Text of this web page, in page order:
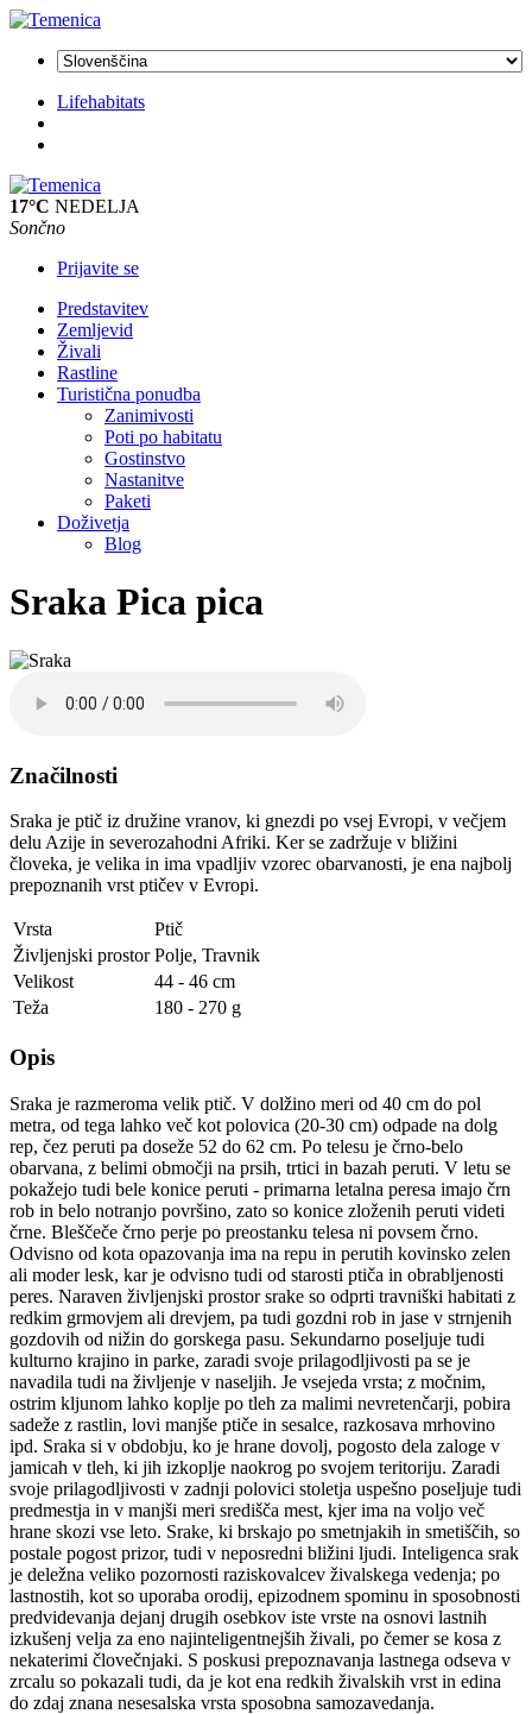
Lifehabitats
17°C NEDELJA
Sončno
Prijavite se
Predstavitev
Zemljevid
Živali
Rastline
Turistična ponudba
Zanimivosti
Poti po habitatu
Gostinstvo
Nastanitve
Paketi
Doživetja
Blog
Sraka Pica pica
Značilnosti
Sraka je ptič iz družine vranov, ki gnezdi po vsej Evropi, v večjem
delu Azije in severozahodni Afriki. Ker se zadržuje v bližini
človeka, je velika in ima vpadljiv vzorec obarvanosti, je ena najbolj
prepoznanih vrst ptičev v Evropi.
Vrsta
Ptič
Življenjski prostor Polje, Travnik
Velikost
44 - 46 cm
Teža
180 - 270 g
Opis
Sraka je razmeroma velik ptič. V dolžino meri od 40 cm do pol
metra, od tega lahko več kot polovica (20-30 cm) odpade na dolg
rep, čez peruti pa doseže 52 do 62 cm. Po telesu je črno-belo
obarvana, z belimi območji na prsih, trtici in bazah peruti. V letu se
pokažejo tudi bele konice peruti - primarna letalna peresa imajo črn
rob in belo notranjo površino, zato so konice zloženih peruti videti
črne. Bleščeče črno perje po preostanku telesa ni povsem črno.
Odvisno od kota opazovanja ima na repu in perutih kovinsko zelen
ali moder lesk, kar je odvisno tudi od starosti ptiča in obrabljenosti
peres. Naraven življenjski prostor srake so odprti travniški habitati z
redkim grmovjem ali drevjem, pa tudi gozdni rob in jase v strnjenih
gozdovih od nižin do gorskega pasu. Sekundarno poseljuje tudi
kulturno krajino in parke, zaradi svoje prilagodljivosti pa se je
navadila tudi na življenje v naseljih. Je vsejeda vrsta; z močnim,
ostrim kljunom lahko koplje po tleh za malimi nevretenčarji, pobira
sadeže z rastlin, lovi manjše ptiče in sesalce, razkosava mrhovino
ipd. Sraka si v obdobju, ko je hrane dovolj, pogosto dela zaloge v
jamicah v tleh, ki jih izkoplje naokrog po svojem teritoriju. Zaradi
svoje prilagodljivosti v zadnji polovici stoletja uspešno poseljuje tudi
predmestja in v manjši meri središča mest, kjer ima na voljo več
hrane skozi vse leto. Srake, ki brskajo po smetnjakih in smetiščih, so
postale pogost prizor, tudi v neposredni bližini ljudi. Inteligenca srak
je deležna veliko pozornosti raziskovalcev živalskega vedenja; po
lastnostih, kot so uporaba orodij, epizodnem spominu in sposobnosti
predvidevanja dejanj drugih osebkov iste vrste na osnovi lastnih
izkušenj velja za eno najinteligentnejših živali, po čemer se kosa z
nekaterimi človečnjaki. S poskusi prepoznavanja lastnega odseva v
zrcalu so pokazali tudi, da je kot ena redkih živalskih vrst in edina
do zdaj znana nesesalska vrsta sposobna samozavedanja.